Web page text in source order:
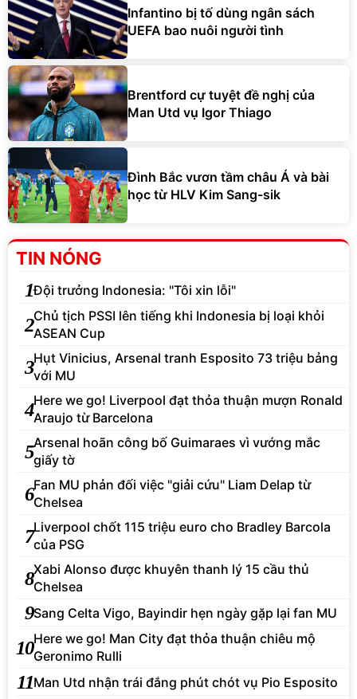
Infantino bị tố dùng ngân sách
UEFA bao nuôi người tình
Brentford cự tuyệt đề nghị của
Man Utd vụ Igor Thiago
Đình Bắc vươn tầm châu Á và bài
học từ HLV Kim Sang-sik
TIN NÓNG
1Đội trưởng Indonesia: "Tôi xin lỗi"
2Chủ tịch PSSI lên tiếng khi Indonesia bị loại khỏi
ASEAN Cup
3Hụt Vinicius, Arsenal tranh Esposito 73 triệu bảng
với MU
4Here we go! Liverpool đạt thỏa thuận mượn Ronald
Araujo từ Barcelona
5Arsenal hoãn công bố Guimaraes vì vướng mắc
giấy tờ
6Fan MU phản đối việc "giải cứu" Liam Delap từ
Chelsea
7Liverpool chốt 115 triệu euro cho Bradley Barcola
của PSG
8Xabi Alonso được khuyên thanh lý 15 cầu thủ
Chelsea
9Sang Celta Vigo, Bayindir hẹn ngày gặp lại fan MU
10Here we go! Man City đạt thỏa thuận chiêu mộ
Geronimo Rulli
11Man Utd nhận trái đắng phút chót vụ Pio Esposito